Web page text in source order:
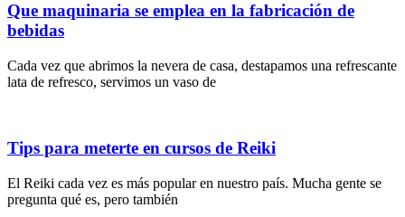
Que maquinaria se emplea en la fabricación de
bebidas
Cada vez que abrimos la nevera de casa, destapamos una refrescante
lata de refresco, servimos un vaso de
Tips para meterte en cursos de Reiki
El Reiki cada vez es más popular en nuestro país. Mucha gente se
pregunta qué es, pero también